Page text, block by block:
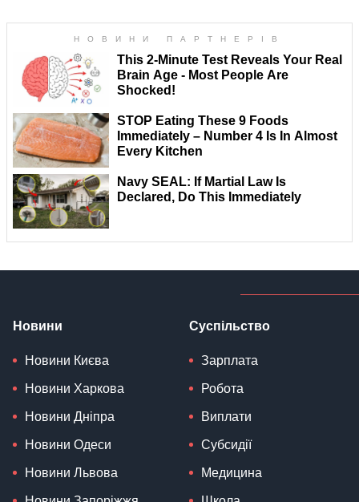
Новини
Новини Києва
Новини Харкова
Новини Дніпра
Новини Одеси
Новини Львова
Суспільство
Зарплата
Робота
Виплати
Субсидії
Медицина